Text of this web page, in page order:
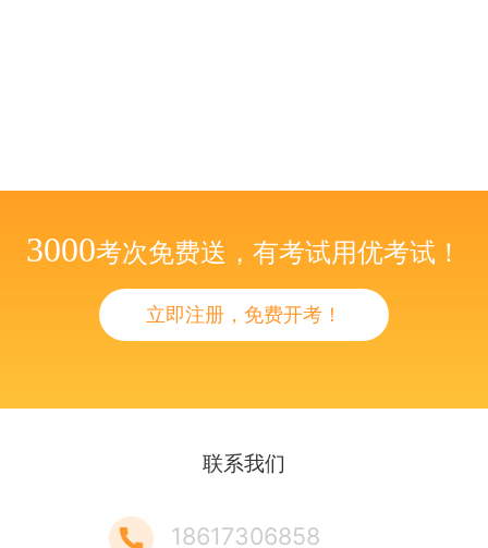
3000考次免费送，有考试用优考试！
立即注册，免费开考！
联系我们
18617306858